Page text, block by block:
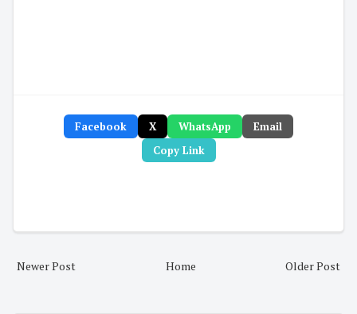
Facebook X WhatsApp
Email
Copy Link
Newer Post Older Post
Home